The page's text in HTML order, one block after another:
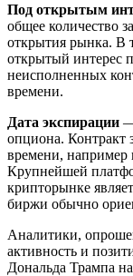
Под открытым
общее количество
открытия рынка. В
открытый интерес
неисполненных
времени.
Дата экспирации —
опциона. Контракт
времени, например
Крупнейшей
крипторынке
биржи обычно
Аналитики,
активность и
Дональда Трампа